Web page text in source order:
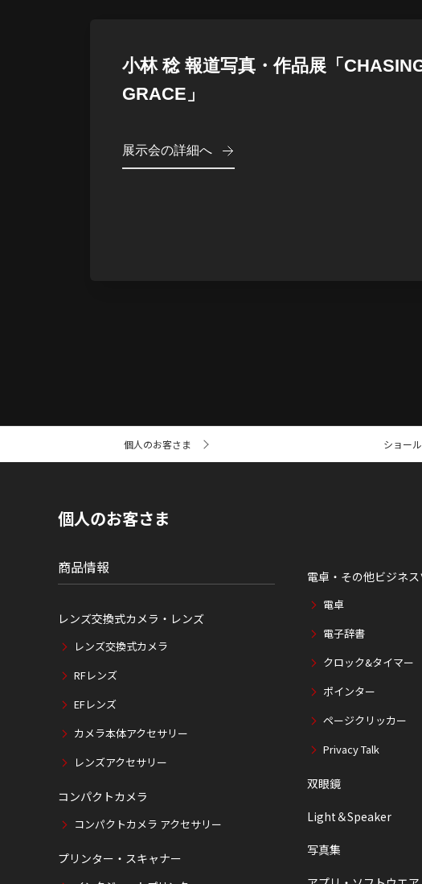
小林 稔 報道写真・作品展「
GRACE」
展示会の詳細へ
ト
個人のお客さま ショー
個人のお客さま
商品情報
レンズ交換式カメラ・レンズ
レンズ交換式カメラ
RFレンズ
EFレンズ
カメラ本体アクセサリー
レンズアクセサリー
コンパクトカメラ
コンパクトカメラ アクセサリー
プリンター・スキャナー
電卓・その他ビジネ
電卓
電子辞書
クロック&タイマー
ポインター
ページクリッカー
Privacy Talk
双眼鏡
Light＆Speaker
写真集